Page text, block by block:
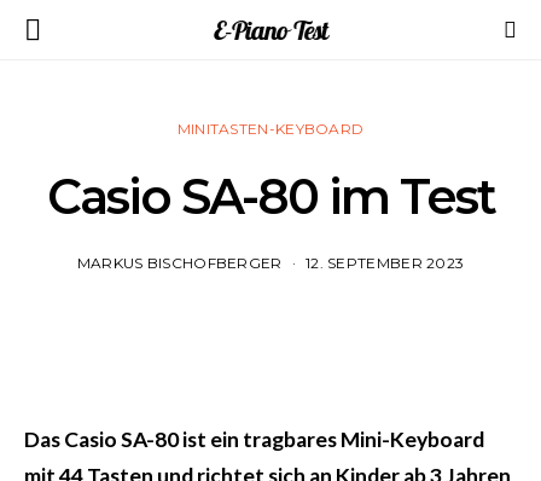
E-Piano Test
MINITASTEN-KEYBOARD
Casio SA-80 im Test
MARKUS BISCHOFBERGER 12. SEPTEMBER 2023
Das Casio SA-80 ist ein tragbares Mini-Keyboard
mit 44 Tasten und richtet sich an Kinder ab 3 Jahren